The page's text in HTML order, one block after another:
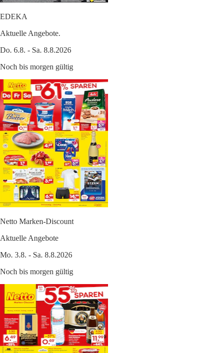
EDEKA
Aktuelle Angebote.
Do. 6.8. - Sa. 8.8.2026
Noch bis morgen gültig
Netto Marken-Discount
Aktuelle Angebote
Mo. 3.8. - Sa. 8.8.2026
Noch bis morgen gültig